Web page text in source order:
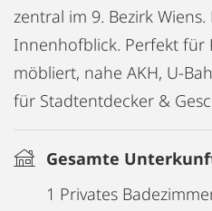
zentral im 9. Bezirk
Innenhofblick. Perfekt für
möbliert, nahe AKH, U-
für Stadtentdecker &
Gesamte
1 Privates